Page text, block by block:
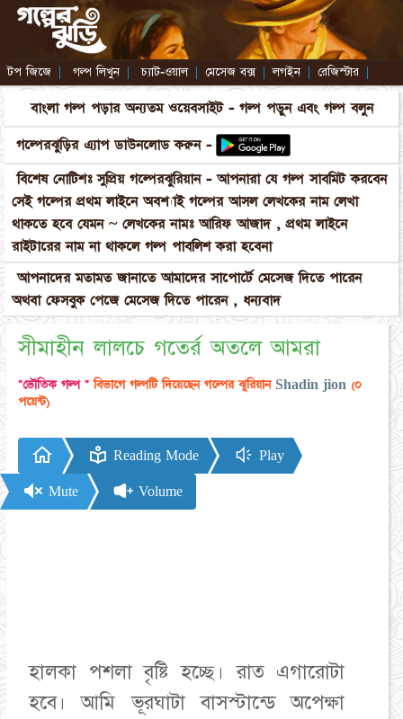
টপ জিজে | গল্প লিখুন | চ্যাট-ওয়াল | মেসেজ বক্স | লগইন | রেজিস্টার |
বাংলা গল্প পড়ার অন্যতম ওয়েবসাইট - গল্প পড়ুন এবং গল্প বলুন
গল্পেরঝুড়ির এ্যাপ ডাউনলোড করুন -
বিশেষ নোটিশঃ সুপ্রিয় গল্পেরঝুরিয়ান - আপনারা যে গল্প সাবমিট করবেন
সেই গল্পের প্রথম লাইনে অবশ্যাই গল্পের আসল লেখকের নাম লেখা
থাকতে হবে যেমন ~ লেখকের নামঃ আরিফ আজাদ , প্রথম লাইনে
রাইটারের নাম না থাকলে গল্প পাবলিশ করা হবেনা
আপনাদের মতামত জানাতে আমাদের সাপোর্টে মেসেজ দিতে পারেন
অথবা ফেসবুক পেজে মেসেজ দিতে পারেন , ধন্যবাদ
সীমাহীন লালচে গতের্র অতলে আমরা
"ভৌতিক গল্প " বিভাগে গল্পটি দিয়েছেন গল্পের ঝুরিয়ান Shadin jion (০
পয়েন্ট)
Reading Mode Play
Mute Volume
হালকা পশলা বৃষ্টি হচ্ছে। রাত এগারোটা
হবে। আমি ভূরঘাটা বাসস্টান্ডে অপেক্ষা